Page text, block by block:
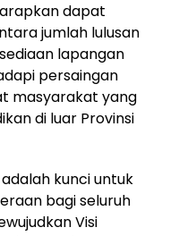
dapat
jumlah lulusan
lapangan
persaingan
masyarakat yang
di luar Provinsi
kunci untuk
bagi seluruh
Visi